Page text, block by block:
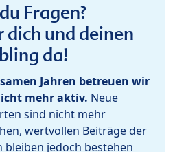
Fragen?
und deinen
da!
Jahren betreuen wir
mehr aktiv. Neue
sind nicht mehr
wertvollen Beiträge der
bleiben jedoch bestehen